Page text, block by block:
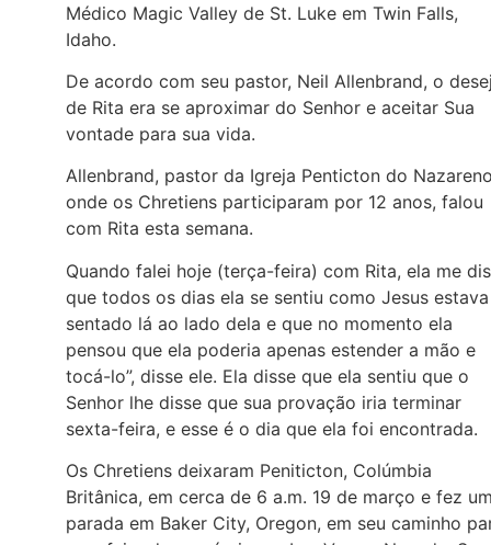
Médico Magic Valley de St. Luke em Twin Falls,
Idaho.
De acordo com seu pastor, Neil Allenbrand, o
de Rita era se aproximar do Senhor e aceitar Sua
vontade para sua vida.
Allenbrand, pastor da Igreja Penticton do
onde os Chretiens participaram por 12 anos, falou
com Rita esta semana.
Quando falei hoje (terça-feira) com Rita, ela me
que todos os dias ela se sentiu como Jesus estava
sentado lá ao lado dela e que no momento ela
pensou que ela poderia apenas estender a mão e
tocá-lo”, disse ele. Ela disse que ela sentiu que o
Senhor lhe disse que sua provação iria terminar
sexta-feira, e esse é o dia que ela foi encontrada.
Os Chretiens deixaram Peniticton, Colúmbia
Britânica, em cerca de 6 a.m. 19 de março e fez
parada em Baker City, Oregon, em seu caminho